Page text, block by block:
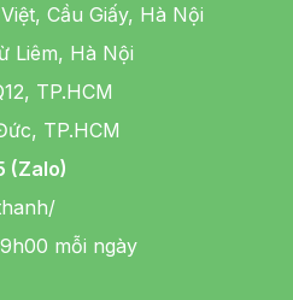
Cầu Giấy, Hà Nội
Liêm, Hà Nội
TP.HCM
TP.HCM
(Zalo)
mỗi ngày